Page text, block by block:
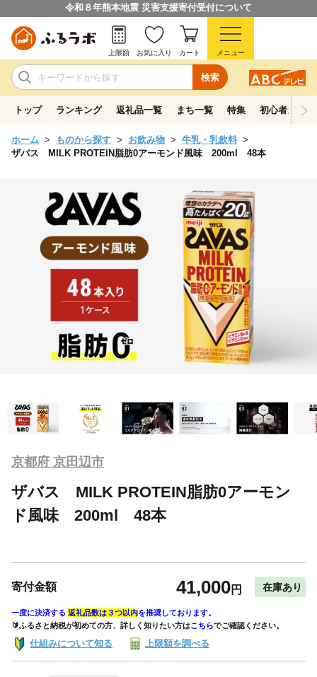
令和８年熊本地震 災害支援寄付受付について
検索
上限額 お気に入り カート メニュー
トップ ランキング 返礼品一覧 まち一覧 特集 初心者ガイド
ホーム ものから探す お飲み物
牛乳・乳飲料
ザバス MILK PROTEIN脂肪0アーモンド風味 200ml 48本
京都府 京田辺市
ザバス MILK PROTEIN脂肪0アーモン
ド風味 200ml 48本
寄付金額 41,000円 在庫あり
一度に決済する 返礼品数は３つ以内を推奨しております。
🔰ふるさと納税が初めての方、詳しく知りたい方はこちらでご確認ください。
仕組みについて知る 上限額を調べる